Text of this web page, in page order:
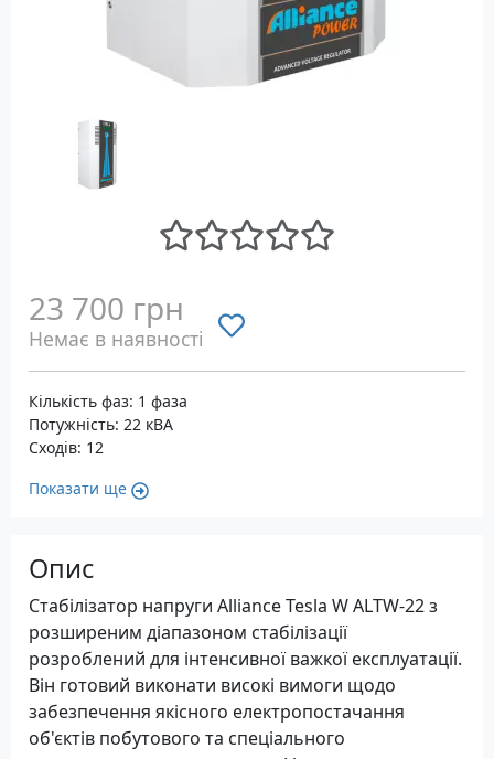
23 700 грн
Немає в наявності
Кількість фаз: 1 фаза
Потужність: 22 кВА
Сходів: 12
Показати ще
Опис
Стабілізатор напруги Alliance Tesla W ALTW-22 з
розширеним діапазоном стабілізації
розроблений для інтенсивної важкої експлуатації.
Він готовий виконати високі вимоги щодо
забезпечення якісного електропостачання
об'єктів побутового та спеціального